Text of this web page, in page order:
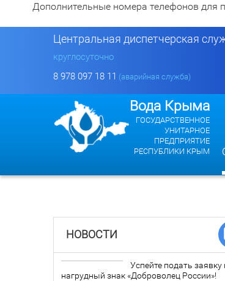
Дополнительные номера телефонов для
Центральная диспетчерская
круглосуточно
8 978 097 18 11 (аварийная служба)
Вода Крыма
ГОСУДАРСТВЕННОЕ
УНИТАРНОЕ
ПРЕДПРИЯТИЕ
РЕСПУБЛИКИ КРЫМ
НОВОСТИ
Успейте подать заявку
нагрудный знак «Доброволец России»!